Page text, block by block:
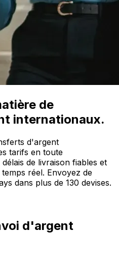
de
internationaux.
d'argent
tarifs en toute
de livraison fiables et
réel. Envoyez de
dans plus de 130 devises.
d'argent